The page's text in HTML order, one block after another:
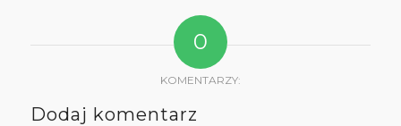
0
KOMENTARZY:
Dodaj komentarz